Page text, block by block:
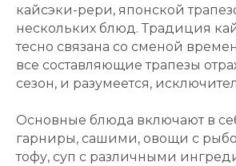
кайсэки-рери, японской
нескольких блюд. Традиция
тесно связана со сменой
все составляющие трапезы
сезон, и разумеется,
Основные блюда включают в
гарниры, сашими, овощи с
тофу, суп с различными